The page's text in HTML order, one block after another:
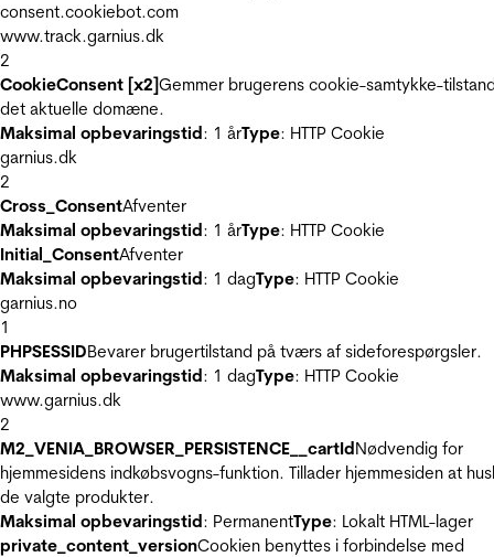
consent.cookiebot.com
www.track.garnius.dk
2
CookieConsent [x2]Gemmer brugerens cookie-samtykke-
det aktuelle domæne.
Maksimal opbevaringstid: 1 årType: HTTP Cookie
garnius.dk
2
Cross_ConsentAfventer
Maksimal opbevaringstid: 1 årType: HTTP Cookie
Initial_ConsentAfventer
Maksimal opbevaringstid: 1 dagType: HTTP Cookie
garnius.no
1
PHPSESSIDBevarer brugertilstand på tværs af sideforespørgsler.
Maksimal opbevaringstid: 1 dagType: HTTP Cookie
www.garnius.dk
2
M2_VENIA_BROWSER_PERSISTENCE__cartIdNødvendig for
hjemmesidens indkøbsvogns-funktion. Tillader hjemmesiden at
de valgte produkter.
Maksimal opbevaringstid: PermanentType: Lokalt HTML-lager
private_content_versionCookien benyttes i forbindelse med